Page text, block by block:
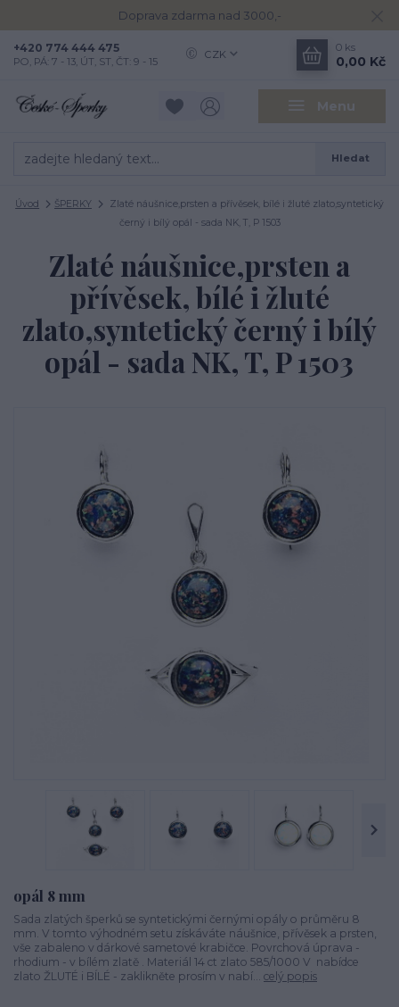
Doprava zdarma nad 3000,-
Menu
CZK
Hledat
+420 774 444 475
PO, PÁ: 7 - 13, ÚT, ST, ČT: 9 - 15
0 ks
0,00 Kč
Úvod ŠPERKY
Zlaté náušnice,prsten a přívěsek, bílé i žluté zlato,syntetický
černý i bílý opál - sada NK, T, P 1503
Zlaté náušnice,prsten a
přívěsek, bílé i žluté
zlato,syntetický černý i bílý
opál - sada NK, T, P 1503
opál 8 mm
Sada zlatých šperků se syntetickými černými opály o průměru 8
mm. V tomto výhodném setu získáváte náušnice, přívěsek a prsten,
vše zabaleno v dárkové sametové krabičce. Povrchová úprava -
rhodium - v bílém zlatě . Materiál 14 ct zlato 585/1000 V nabídce
zlato ŽLUTÉ i BÍLÉ - zaklikněte prosím v nabí... celý popis